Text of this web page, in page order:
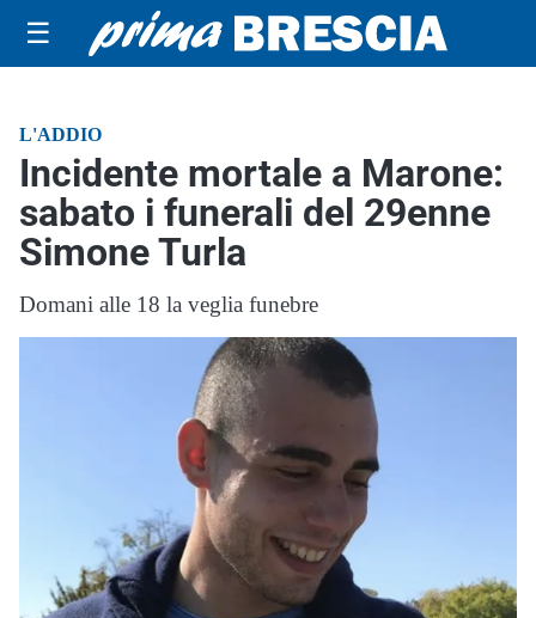
☰
L'ADDIO
Incidente mortale a Marone:
sabato i funerali del 29enne
Simone Turla
Domani alle 18 la veglia funebre